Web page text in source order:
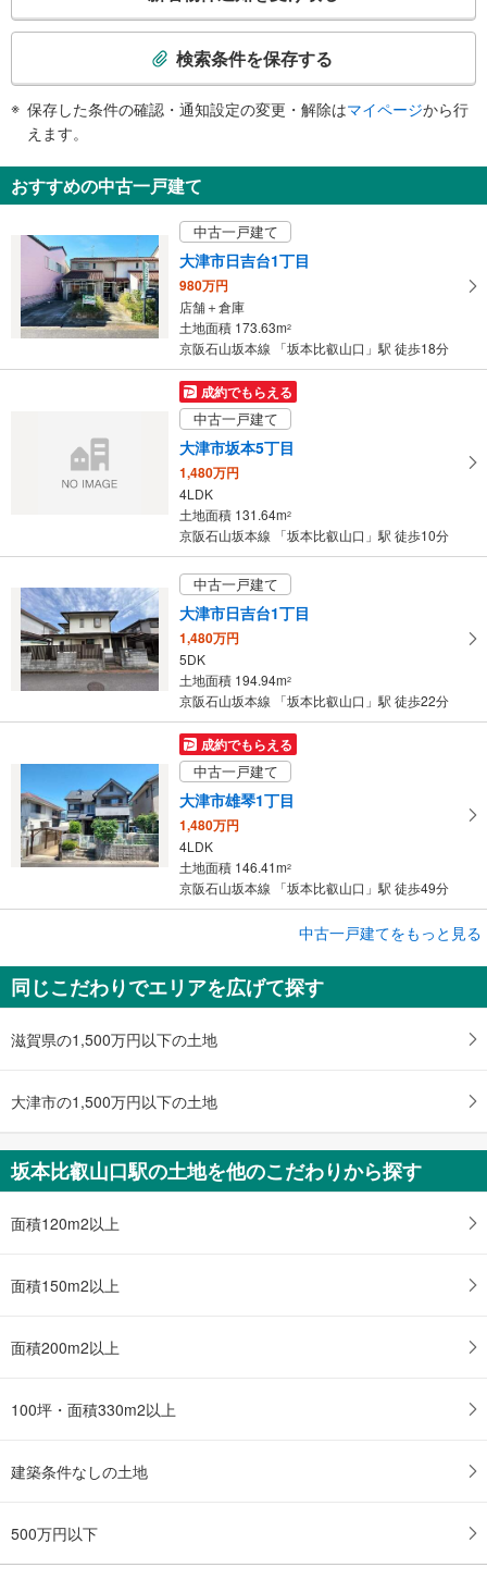
検
知
を
け
・
条
保
す
る
検索条件を保存する
保存した条件の確認・通知設定の変更・解除はマイページから行
えます。
おすすめの中古一戸建て
中古一戸建て
大津市日吉台1丁目
980万円
店舗＋倉庫
土地面積 173.63m2
京阪石山坂本線 「坂本比叡山口」駅 徒歩18分
成約でもらえる
中古一戸建て
大津市坂本5丁目
1,480万円
4LDK
土地面積 131.64m2
京阪石山坂本線 「坂本比叡山口」駅 徒歩10分
中古一戸建て
大津市日吉台1丁目
1,480万円
5DK
土地面積 194.94m2
京阪石山坂本線 「坂本比叡山口」駅 徒歩22分
成約でもらえる
中古一戸建て
大津市雄琴1丁目
1,480万円
4LDK
土地面積 146.41m2
京阪石山坂本線 「坂本比叡山口」駅 徒歩49分
大津市坂本5丁目
1,480万円
4LDK
土地面積 131.64m
中古一戸建てをもっと見る
同じこだわりでエリアを広げて探す
滋賀県の1,500万円以下の土地
大津市の1,500万円以下の土地
坂本比叡山口駅の土地を他のこだわりから探す
面積120m2以上
面積150m2以上
面積200m2以上
100坪・面積330m2以上
建築条件なしの土地
500万円以下